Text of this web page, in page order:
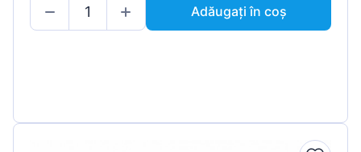
Adăugați în coș